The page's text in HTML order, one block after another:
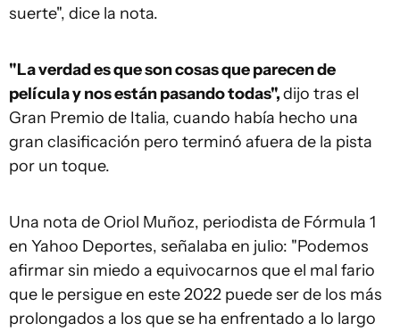
suerte", dice la nota.
"La verdad es que son cosas que parecen de
película y nos están pasando todas",dijo tras el
Gran Premio de Italia, cuando había hecho una
gran clasificación pero terminó afuera de la pista
por un toque.
Una nota de Oriol Muñoz, periodista de Fórmula 1
en Yahoo Deportes, señalaba en julio: "Podemos
afirmar sin miedo a equivocarnos que el mal fario
que le persigue en este 2022 puede ser de los más
prolongados a los que se ha enfrentado a lo largo